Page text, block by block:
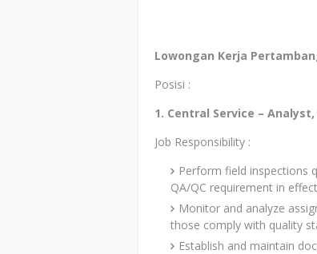
Lowongan Kerja
Posisi :
1. Central Service – Analyst,
Job Responsibility :
Perform field inspections
QA/QC requirement in
Monitor and analyze
those comply with quality
Establish and maintain